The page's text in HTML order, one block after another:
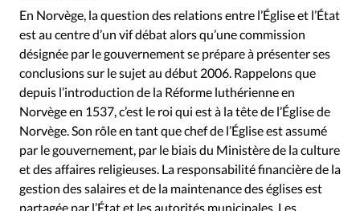
En Norvège, la question des relations entre l’Église et l’État
est au centre d’un vif débat alors qu’une commission
désignée par le gouvernement se prépare à présenter ses
conclusions sur le sujet au début 2006. Rappelons que
depuis l’introduction de la Réforme luthérienne en
Norvège en 1537, c’est le roi qui est à la tête de l’Église de
Norvège. Son rôle en tant que chef de l’Église est assumé
par le gouvernement, par le biais du Ministère de la culture
et des affaires religieuses. La responsabilité financière de la
gestion des salaires et de la maintenance des églises est
partagée par l’État et les autorités municipales. Les